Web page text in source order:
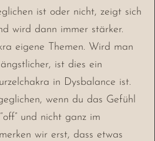
ist oder nicht, zeigt sich
wird dann immer stärker.
eigene Themen. Wird man
ist dies ein
in Dysbalance ist.
wenn du das Gefühl
und nicht ganz im
wir erst, dass etwas